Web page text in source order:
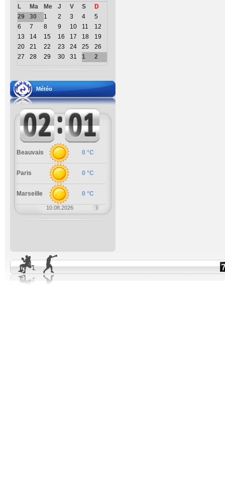
L Ma Me J V S
D
29
30 1 2 3 4
5
6
7 8 9 10 11
12
13
14 15 16 17 18
19
20
21 22 23 24 25
26
27
28 29 30 31 1 2
Météo
Beauvais 0 °C
Paris 0 °C
Marseille 0 °C
10.08.2026